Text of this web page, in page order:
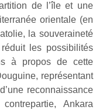
de l’île et une
orientale (en
la souveraineté
les possibilités
à propos de cette
représentant
reconnaissance
Ankara